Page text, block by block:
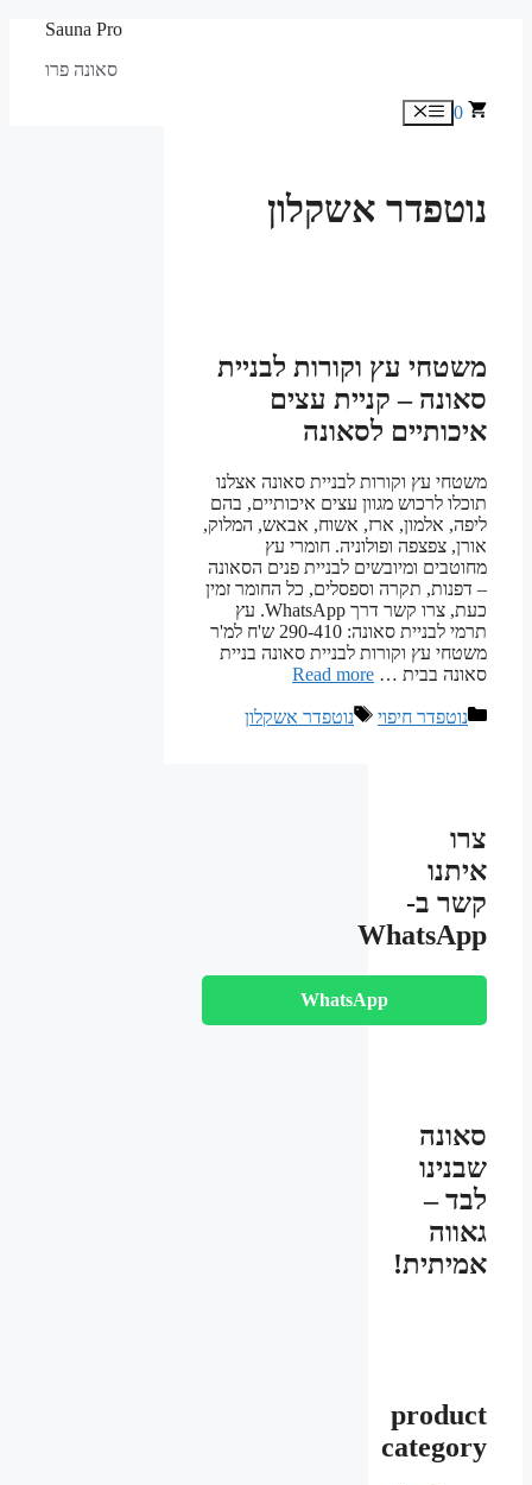
Sauna Pro
סאונה פרו
0 תפריט
נוטפדר אשקלון
משטחי עץ וקורות לבניית
סאונה – קניית עצים
איכותיים לסאונה
משטחי עץ וקורות לבניית סאונה אצלנו
תוכלו לרכוש מגוון עצים איכותיים, בהם
ליפה, אלמון, ארז, אשוח, אבאש, המלוק,
אורן, צפצפה ופולוניה. חומרי עץ
מחוטבים ומיובשים לבניית פנים הסאונה
– דפנות, תקרה וספסלים, כל החומר זמין
כעת, צרו קשר דרך WhatsApp. עץ
תרמי לבניית סאונה: 290-410 ש'ח למ'ר
משטחי עץ וקורות לבניית סאונה בניית
סאונה בבית … Read more
קטגוריות
נוטפדר חיפוי תגיות
נוטפדר אשקלון
צרו
איתנו
קשר ב-
WhatsApp
WhatsApp
סאונה
שבנינו
לבד –
גאווה
אמיתית!
product
category